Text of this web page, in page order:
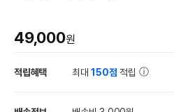
49,000원
적립혜택 최대150점 적립